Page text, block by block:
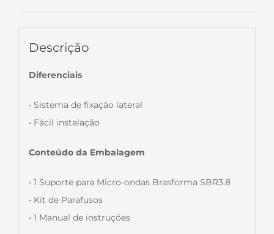
Descrição
Diferenciais
• Sistema de fixação lateral
• Fácil instalação
Conteúdo da Embalagem
• 1 Suporte para Micro-ondas Brasforma SBR3.8
• Kit de Parafusos
• 1 Manual de instruções